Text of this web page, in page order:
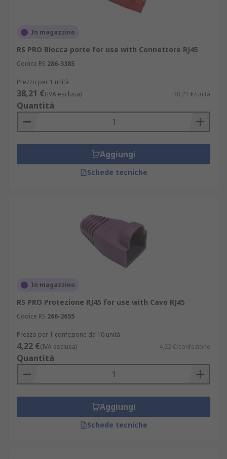
In magazzino
RS PRO Blocca porte for use with Connettore RJ45
Codice RS 286-3385
Prezzo per 1 unità
38,21 €(IVA esclusa) 38,21 €/unità
Quantità
Aggiungi
Schede tecniche
In magazzino
RS PRO Protezione RJ45 for use with Cavo RJ45
Codice RS 266-2655
Prezzo per 1 confezione da 10 unità
4,22 €(IVA esclusa) 4,22 €/confezione
Quantità
Aggiungi
Schede tecniche